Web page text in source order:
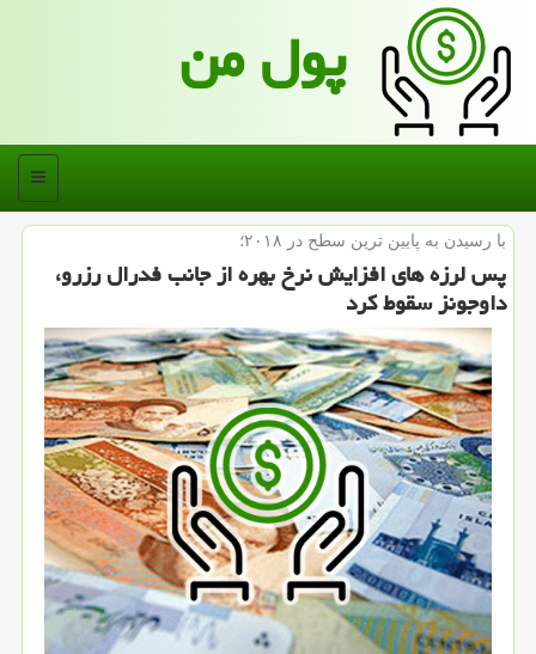
پول من
منو
با رسیدن به پایین ترین سطح در ۲۰۱۸؛
پس لرزه های افزایش نرخ بهره از جانب فدرال رزرو،
داوجونز سقوط كرد